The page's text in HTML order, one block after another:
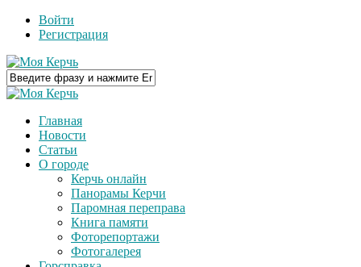
Войти
Регистрация
Главная
Новости
Статьи
О городе
Керчь онлайн
Панорамы Керчи
Паромная переправа
Книга памяти
Фоторепортажи
Фотогалерея